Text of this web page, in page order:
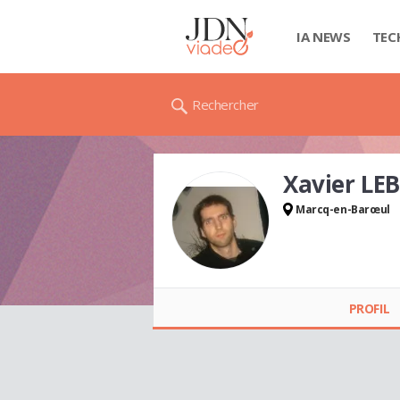
IA NEWS
Rechercher
Xavier
Marcq-en-Barœul
PROFIL